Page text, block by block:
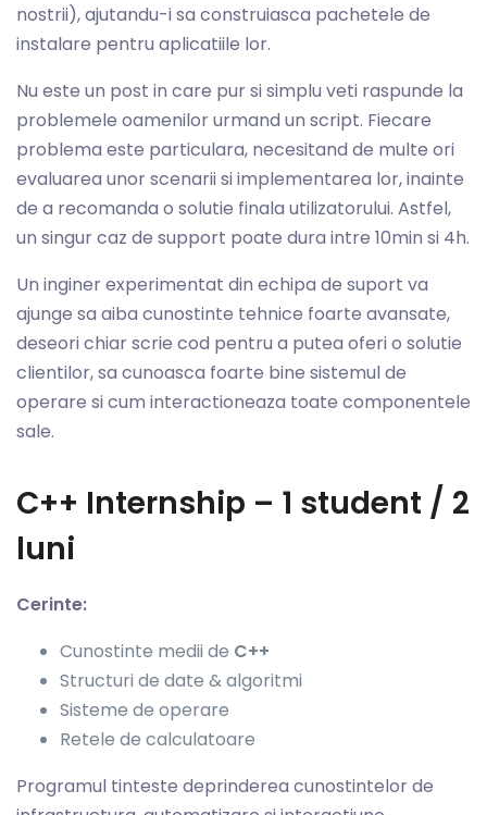
nostrii), ajutandu-i sa construiasca pachetele de
instalare pentru aplicatiile lor.
Nu este un post in care pur si simplu veti raspunde la
problemele oamenilor urmand un script. Fiecare
problema este particulara, necesitand de multe ori
evaluarea unor scenarii si implementarea lor, inainte
de a recomanda o solutie finala utilizatorului. Astfel,
un singur caz de support poate dura intre 10min si 4h.
Un inginer experimentat din echipa de suport va
ajunge sa aiba cunostinte tehnice foarte avansate,
deseori chiar scrie cod pentru a putea oferi o solutie
clientilor, sa cunoasca foarte bine sistemul de
operare si cum interactioneaza toate componentele
sale.
C++ Internship – 1 student / 2
luni
Cerinte:
Cunostinte medii de C++
Structuri de date & algoritmi
Sisteme de operare
Retele de calculatoare
Programul tinteste deprinderea cunostintelor de